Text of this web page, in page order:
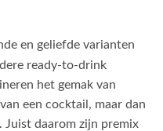
en geliefde varianten
ready-to-drink
het gemak van
een cocktail, maar dan
Juist daarom zijn premix